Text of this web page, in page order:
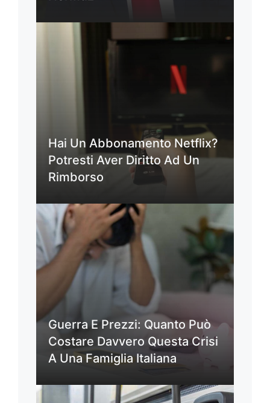
Hai Un Abbonamento Netflix?
Potresti Aver Diritto Ad Un
Rimborso
Guerra E Prezzi: Quanto Può
Costare Davvero Questa Crisi
A Una Famiglia Italiana